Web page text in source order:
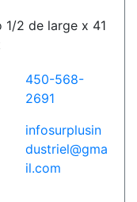
1/2 de large x 41
450-568-
2691
infosurplusin
dustriel@gma
il.com